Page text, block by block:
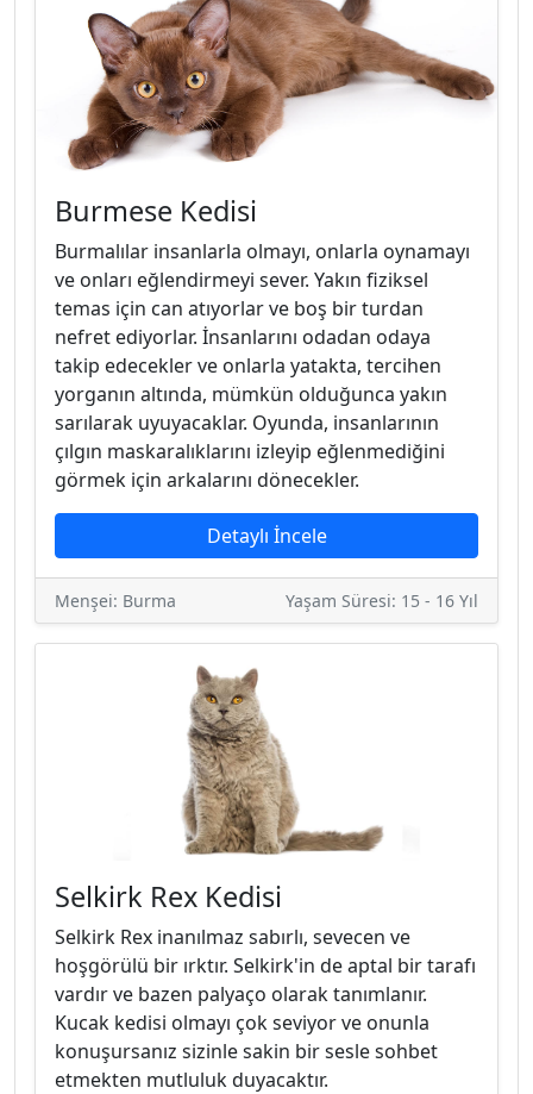
Burmese Kedisi
Burmalılar insanlarla olmayı, onlarla oynamayı
ve onları eğlendirmeyi sever. Yakın fiziksel
temas için can atıyorlar ve boş bir turdan
nefret ediyorlar. İnsanlarını odadan odaya
takip edecekler ve onlarla yatakta, tercihen
yorganın altında, mümkün olduğunca yakın
sarılarak uyuyacaklar. Oyunda, insanlarının
çılgın maskaralıklarını izleyip eğlenmediğini
görmek için arkalarını dönecekler.
Detaylı İncele
Menşei: Burma Yaşam Süresi: 15 - 16 Yıl
Selkirk Rex Kedisi
Selkirk Rex inanılmaz sabırlı, sevecen ve
hoşgörülü bir ırktır. Selkirk'in de aptal bir tarafı
vardır ve bazen palyaço olarak tanımlanır.
Kucak kedisi olmayı çok seviyor ve onunla
konuşursanız sizinle sakin bir sesle sohbet
etmekten mutluluk duyacaktır.